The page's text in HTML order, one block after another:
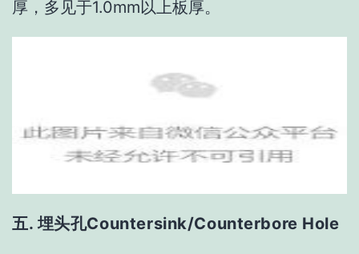
厚，多见于1.0mm以上板厚。
五. 埋头孔Countersink/Counterbore Hole